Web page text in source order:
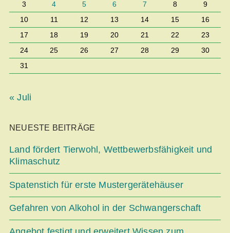
3
4 5 6 7 8
9
10
11 12 13 14 15
16
17
18 19 20 21 22
23
24
25 26 27 28 29
30
31
« Juli
NEUESTE BEITRÄGE
Land fördert Tierwohl, Wettbe­werbsfähigkeit und
Klimaschutz
Spatenstich für erste Mustergerätehäuser
Gefahren von Alkohol in der Schwangerschaft